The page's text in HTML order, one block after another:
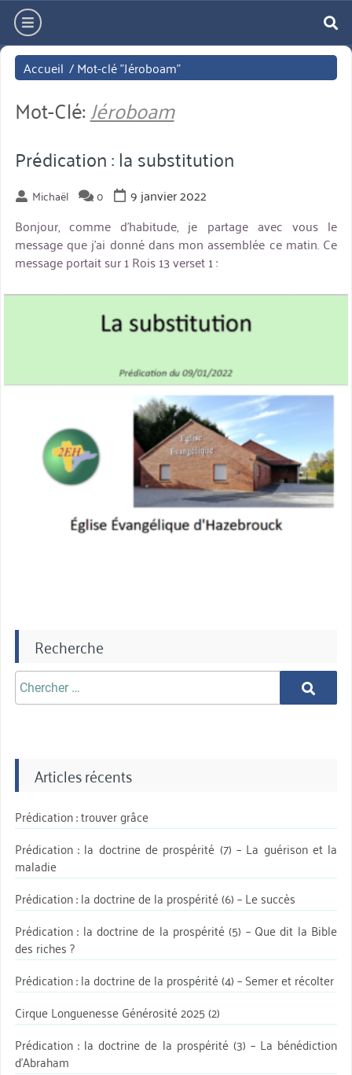
Aller
directement
au
contenu
hamburger
Accueil /Mot-clé "Jéroboam"
Mot-Clé:Jéroboam
Prédication : la substitution
Michaël 0
9 janvier 2022
Bonjour, comme d’habitude, je partage avec vous le
message que j’ai donné dans mon assemblée ce matin. Ce
message portait sur 1 Rois 13 verset 1 :
miniature
Recherche
Chercher
aprè:
Chercher
Articles récents
Prédication : trouver grâce
Prédication : la doctrine de prospérité (7) – La guérison et la
maladie
Prédication : la doctrine de la prospérité (6) – Le succès
Prédication : la doctrine de la prospérité (5) – Que dit la Bible
des riches ?
Prédication : la doctrine de la prospérité (4) – Semer et récolter
Cirque Longuenesse Générosité 2025 (2)
Prédication : la doctrine de la prospérité (3) – La bénédiction
d’Abraham